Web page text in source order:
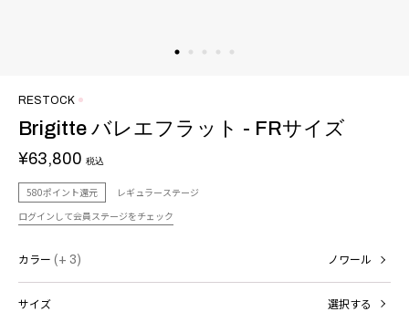
RESTOCK
Brigitte バレエフラット - FRサイズ
¥63,800 税込
580ポイント還元
レギュラーステージ
ログインして会員ステージをチェック
カラー (+ 3) ノワール
サイズ 選択する